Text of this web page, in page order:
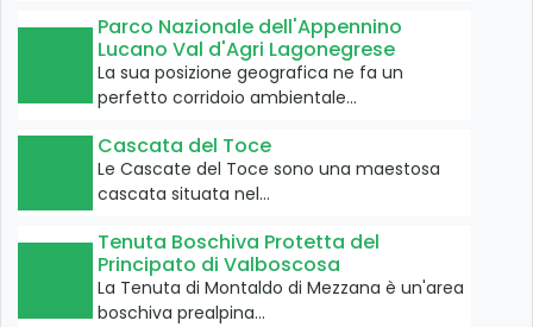
Parco Nazionale dell'Appennino
Lucano Val d'Agri Lagonegrese
La sua posizione geografica ne fa un
perfetto corridoio ambientale…
Cascata del Toce
Le Cascate del Toce sono una maestosa
cascata situata nel…
Tenuta Boschiva Protetta del
Principato di Valboscosa
La Tenuta di Montaldo di Mezzana è un'area
boschiva prealpina…